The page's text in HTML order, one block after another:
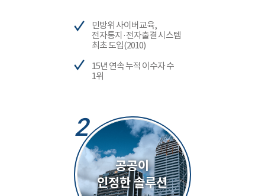
민방위 사이버교육,
전자통지·전자출결 시스템
최초 도입(2010)
15년 연속 누적 이수자 수
1위
2
공공이
인정한 솔루션